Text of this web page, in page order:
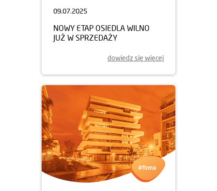
09.07.2025
NOWY ETAP OSIEDLA WILNO
JUŻ W SPRZEDAŻY
dowiedz się więcej